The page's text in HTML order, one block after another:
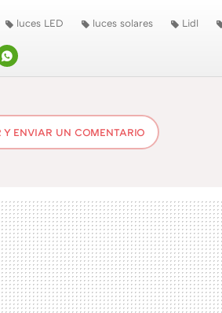
luces LED luces solares Lidl
Y ENVIAR UN COMENTARIO